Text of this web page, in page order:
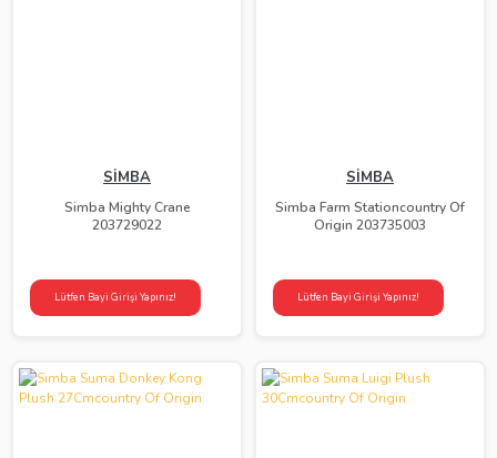
SİMBA
Simba Mighty Crane
203729022
Lütfen Bayi Girişi Yapınız!
SİMBA
Simba Farm Stationcountry Of
Origin 203735003
Lütfen Bayi Girişi Yapınız!